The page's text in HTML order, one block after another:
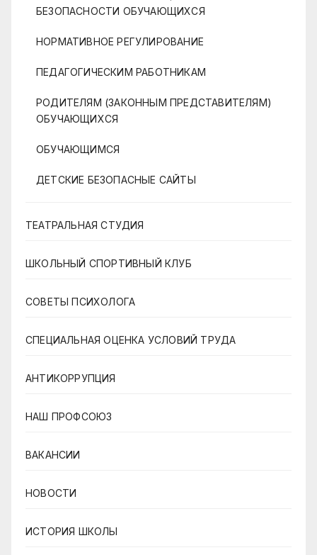
БЕЗОПАСНОСТИ ОБУЧАЮЩИХСЯ
НОРМАТИВНОЕ РЕГУЛИРОВАНИЕ
ПЕДАГОГИЧЕСКИМ РАБОТНИКАМ
РОДИТЕЛЯМ (ЗАКОННЫМ ПРЕДСТАВИТЕЛЯМ)
ОБУЧАЮЩИХСЯ
ОБУЧАЮЩИМСЯ
ДЕТСКИЕ БЕЗОПАСНЫЕ САЙТЫ
ТЕАТРАЛЬНАЯ СТУДИЯ
ШКОЛЬНЫЙ СПОРТИВНЫЙ КЛУБ
СОВЕТЫ ПСИХОЛОГА
СПЕЦИАЛЬНАЯ ОЦЕНКА УСЛОВИЙ ТРУДА
АНТИКОРРУПЦИЯ
НАШ ПРОФСОЮЗ
ВАКАНСИИ
НОВОСТИ
ИСТОРИЯ ШКОЛЫ